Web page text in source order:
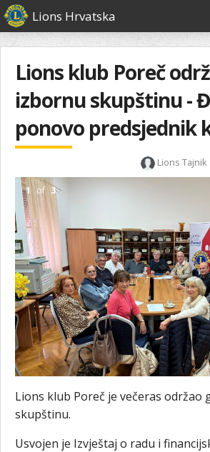
Skoči
na
glavni
Lions Hrvatska
O nama
Lions Distrikt 126
Naši projekti
Aktivnosti
Glavni
izbornik
O
nama
Lions
Distrikt
Naši
Lions klub Poreč
izbornu skupštinu -
ponovo predsjednik
Lions Tajnik
1 of 3
Lions klub Poreč je večeras održao
skupštinu.
Usvojen je Izvještaj o radu i